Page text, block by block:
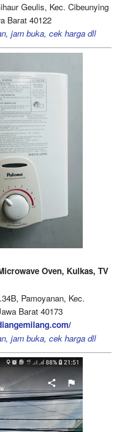
Geulis, Kec. Cibeunying
Barat 40122
jam buka, cek harga dll
Oven, Kulkas, TV
Pamoyanan, Kec.
Barat 40173
jam buka, cek harga dll